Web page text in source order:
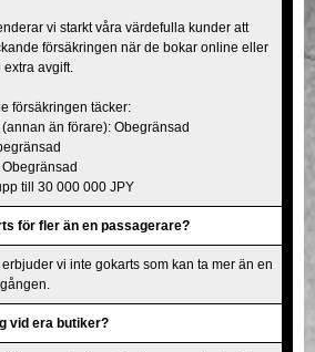
vi starkt våra värdefulla kunder att
försäkringen när de bokar online eller
avgift.
försäkringen täcker:
(annan än förare): Obegränsad
Obegränsad
till 30 000 000 JPY
för fler än en passagerare?
vi inte gokarts som kan ta mer än en
vid era butiker?